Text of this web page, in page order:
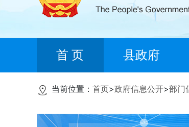
首 页 县政府
当前位置： 首页>政府信息公开>部门